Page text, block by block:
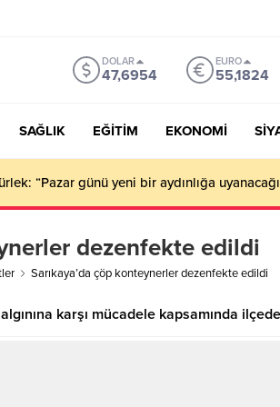
DOLAR
47,6954
EURO
55,1824
SAĞLIK EĞİTİM EKONOMİ
“Pazar günü yeni bir aydınlığa
dezenfekte edildi
Sarıkaya’da çöp konteynerler dezenfekte edildi
karşı mücadele kapsamında